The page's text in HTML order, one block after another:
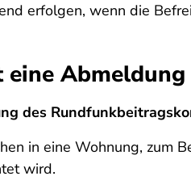
erfolgen, wenn die
des
in eine Wohnung, zum
wird.